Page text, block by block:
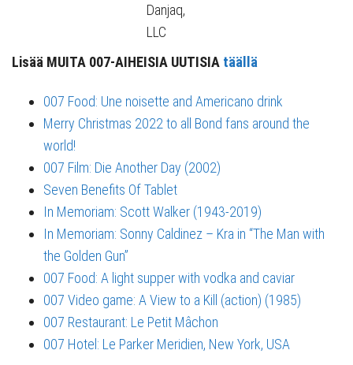
Danjaq,
LLC
Lisää MUITA 007-AIHEISIA UUTISIA täällä
007 Food: Une noisette and Americano drink
Merry Christmas 2022 to all Bond fans around the
world!
007 Film: Die Another Day (2002)
Seven Benefits Of Tablet
In Memoriam: Scott Walker (1943-2019)
In Memoriam: Sonny Caldinez – Kra in “The Man with
the Golden Gun”
007 Food: A light supper with vodka and caviar
007 Video game: A View to a Kill (action) (1985)
007 Restaurant: Le Petit Mâchon
007 Hotel: Le Parker Meridien, New York, USA